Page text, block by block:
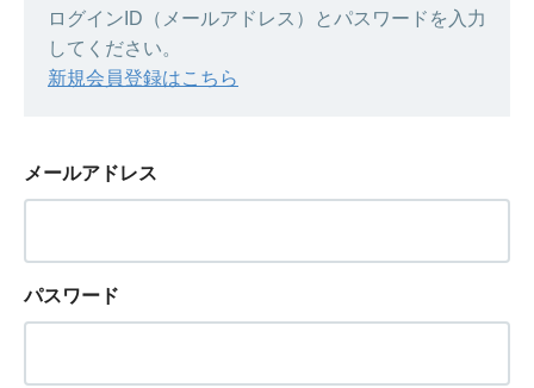
ログインID（メールアドレス）とパスワードを入力
してください。
新規会員登録はこちら
メールアドレス
パスワード